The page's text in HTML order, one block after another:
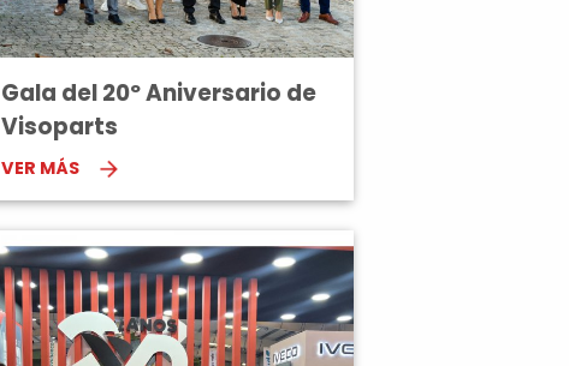
Gala del 20º Aniversario de
Visoparts
VER MÁS